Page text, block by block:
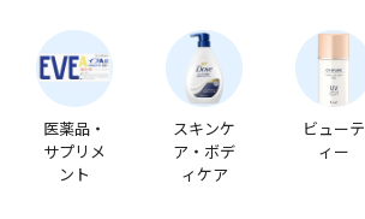
医薬品・
サプリメ
ント
スキンケ
ア・ボデ
ィケア
ビューテ
ィー